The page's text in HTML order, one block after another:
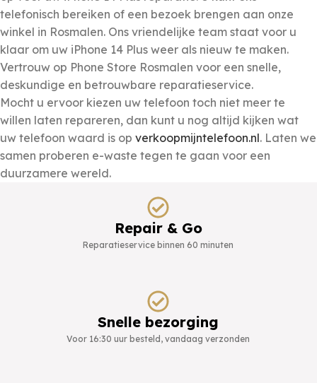
telefonisch bereiken of een bezoek brengen aan onze
winkel in Rosmalen. Ons vriendelijke team staat voor u
klaar om uw iPhone 14 Plus weer als nieuw te maken.
Vertrouw op Phone Store Rosmalen voor een snelle,
deskundige en betrouwbare reparatieservice.
Mocht u ervoor kiezen uw telefoon toch niet meer te
willen laten repareren, dan kunt u nog altijd kijken wat
uw telefoon waard is op verkoopmijntelefoon.nl. Laten we
samen proberen e-waste tegen te gaan voor een
duurzamere wereld.
Repair & Go
Reparatieservice binnen 60 minuten
Snelle bezorging
Voor 16:30 uur besteld, vandaag verzonden